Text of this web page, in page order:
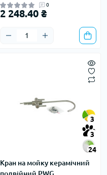
0
2 248.40 ₴
3
3
24
Кран на мойку керамічний